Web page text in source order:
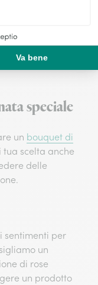
Interflora ti
per ogni
online e
Non aspettare
speciale
un bouquet di
scelta anche
delle
sentimenti per
un
di rose
un prodotto